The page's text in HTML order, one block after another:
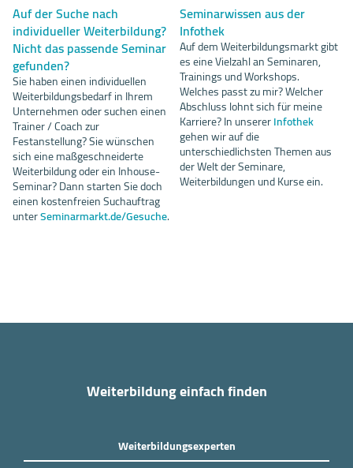
Auf der Suche nach
individueller Weiterbildung?
Nicht das passende Seminar
gefunden?
Sie haben einen individuellen
Weiterbildungsbedarf in Ihrem
Unternehmen oder suchen einen
Trainer / Coach zur
Festanstellung? Sie wünschen
sich eine maßgeschneiderte
Weiterbildung oder ein Inhouse-
Seminar? Dann starten Sie doch
einen kostenfreien Suchauftrag
unterSeminarmarkt.de/Gesuche.
Seminarwissen aus der
Infothek
Auf dem Weiterbildungsmarkt gibt
es eine Vielzahl an Seminaren,
Trainings und Workshops.
Welches passt zu mir? Welcher
Abschluss lohnt sich für meine
Karriere? In unsererInfothek
gehen wir auf die
unterschiedlichsten Themen aus
der Welt der Seminare,
Weiterbildungen und Kurse ein.
Weiterbildung einfach finden
Weiterbildungsexperten